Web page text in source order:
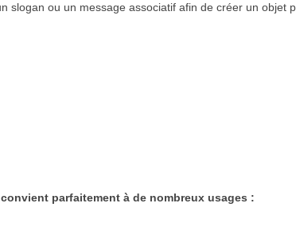
slogan ou un message associatif afin de créer un
parfaitement à de nombreux usages :